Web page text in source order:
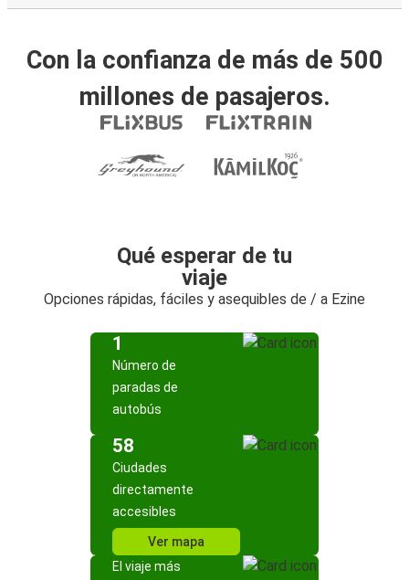
Con la confianza de más de 500
millones de pasajeros.
Qué esperar de tu
viaje
Opciones rápidas, fáciles y asequibles de / a Ezine
1
Número de
paradas de
autobús
58
Ciudades
directamente
accesibles
Ver mapa
El viaje más